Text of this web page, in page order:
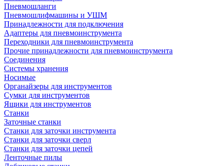
Пневмошланги
Пневмошлифмашины и УШМ
Принадлежности для подключения
Адаптеры для пневмоинструмента
Переходники для пневмоинструмента
Прочие принадлежности для пневмоинструмента
Соединения
Системы хранения
Носимые
Органайзеры для инструментов
Сумки для инструментов
Ящики для инструментов
Станки
Заточные станки
Станки для заточки инструмента
Станки для заточки сверл
Станки для заточки цепей
Ленточные пилы